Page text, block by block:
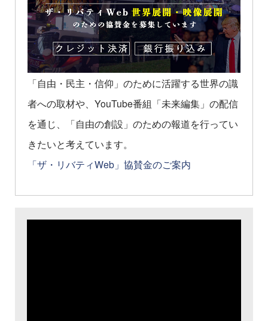
「自由・民主・信仰」のために活躍する世界の識
者への取材や、YouTube番組「未来編集」の配信
を通じ、「自由の創設」のための報道を行ってい
きたいと考えています。
「ザ・リバティWeb」協賛金のご案内